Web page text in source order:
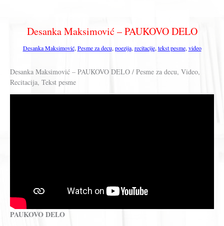
Desanka Maksimović – PAUKOVO DELO
Desanka Maksimović, Pesme za decu, poezija, recitacije, tekst pesme, video
Desanka Maksimović – PAUKOVO DELO / Pesme za decu, Video,
Recitacija, Tekst pesme
PAUKOVO DELO